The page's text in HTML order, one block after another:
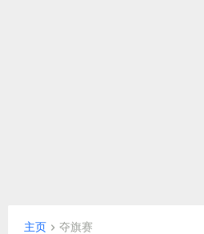
主页 夺旗赛